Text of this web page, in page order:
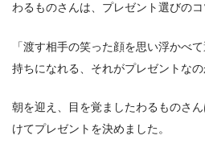
わるものさんは、プレゼント選びのコ
「渡す相手の笑った顔を思い浮かべ
持ちになれる、それがプレゼントなの
朝を迎え、目を覚ましたわるものさ
けてプレゼントを決めました。